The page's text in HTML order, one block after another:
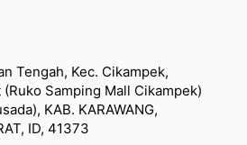
Tengah, Kec. Cikampek,
Samping Mall Cikampek)
KAB. KARAWANG,
ID, 41373